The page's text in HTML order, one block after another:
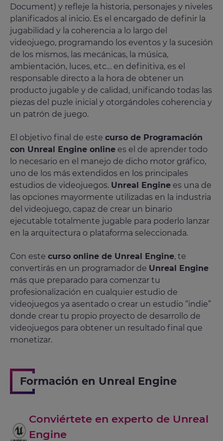
Document) y refleje la historia, personajes y niveles
planificados al inicio. Es el encargado de definir la
jugabilidad y la coherencia a lo largo del
videojuego, programando los eventos y la sucesión
de los mismos, las mecánicas, la música,
ambientación, luces, etc… en definitiva, es el
responsable directo a la hora de obtener un
producto jugable y de calidad, unificando todas las
piezas del puzle inicial y otorgándoles coherencia y
un patrón de juego.
El objetivo final de este curso de Programación
con Unreal Engine online es el de aprender todo
lo necesario en el manejo de dicho motor gráfico,
uno de los más extendidos en los principales
estudios de videojuegos. Unreal Engine es una de
las opciones mayormente utilizadas en la industria
del videojuego, capaz de crear un binario
ejecutable totalmente jugable para poderlo lanzar
en la arquitectura o plataforma seleccionada.
Con este curso online de Unreal Engine, te
convertirás en un programador de Unreal Engine
más que preparado para comenzar tu
profesionalización en cualquier estudio de
videojuegos ya asentado o crear un estudio “indie”
donde crear tu propio proyecto de desarrollo de
videojuegos para obtener un resultado final que
monetizar.
Formación en Unreal Engine
Conviértete en experto de Unreal
Engine